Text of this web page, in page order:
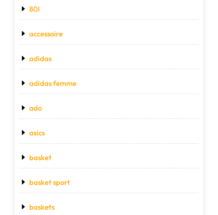
80l
accessoire
adidas
adidas femme
ado
asics
basket
basket sport
baskets